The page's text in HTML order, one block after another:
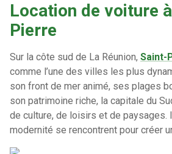
Location de voiture
Pierre
Sur la côte sud de La Réunion, Saint-
comme l’une des villes les plus
son front de mer animé, ses plages
son patrimoine riche, la capitale du
de culture, de loisirs et de paysages.
modernité se rencontrent pour créer